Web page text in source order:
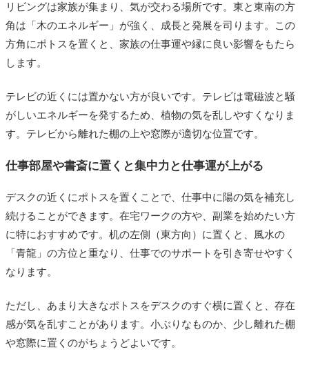
リビングは家族が集まり、気が交わる場所です。東と東南の方
角は「木のエネルギー」が強く、成長と発展を司ります。この
方角にポトスを置くと、家族の仕事運や縁に良い影響をもたら
します。
テレビの近くには置かない方が良いです。テレビは電磁波と騒
がしいエネルギーを発するため、植物の気を乱しやすくなりま
す。テレビから離れた棚の上や窓際が適切な位置です。
仕事部屋や書斎に置くと集中力と仕事運が上がる
デスクの近くにポトスを置くことで、仕事中に陽の気を補充し
続けることができます。在宅ワークの方や、副業を始めたい方
に特におすすめです。机の左側（東方向）に置くと、風水の
「青龍」の方位と重なり、仕事でのサポートを引き寄せやすく
なります。
ただし、あまり大きなポトスをデスクのすぐ横に置くと、存在
感が気を乱すことがあります。小ぶりなものか、少し離れた棚
や窓際に置くのがちょうどよいです。